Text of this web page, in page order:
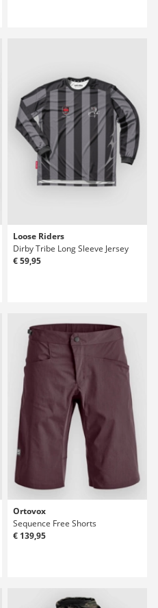
Loose Riders
Dirby Tribe Long Sleeve Jersey
€ 59,95
Ortovox
Sequence Free Shorts
€ 139,95